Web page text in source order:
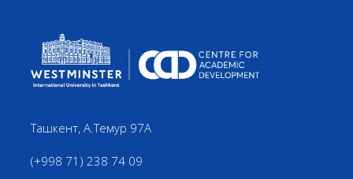
Ташкент, А.Темур 97А
(+998 71) 238 74 09